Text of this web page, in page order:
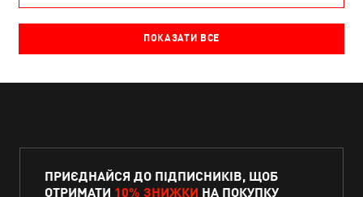
ПОКАЗАТИ ВСЕ
ПРИЄДНАЙСЯ ДО ПІДПИСНИКІВ, ЩОБ
ОТРИМАТИ 10% ЗНИЖКИ НА ПОКУПКУ